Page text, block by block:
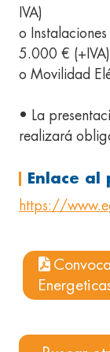
IVA)
o
5.000 € (+IVA)
o Movilidad
• La
realizará
Enlace al
https://